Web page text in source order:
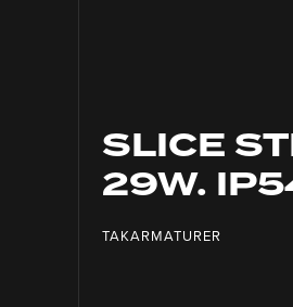
SLICE
29W.
TAKARMATURER